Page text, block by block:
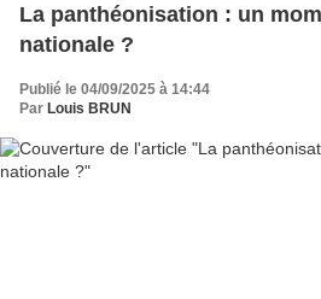
La panthéonisation : un
nationale ?
Publié le 04/09/2025 à 14:44
Par Louis BRUN